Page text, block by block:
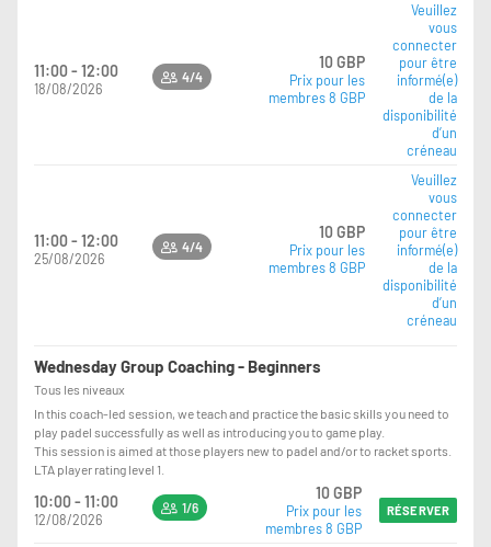
11:00 - 12:00
18/08/2026
4/4
10 GBP
Prix pour les
membres 8 GBP
Veuillez
vous
connecter
pour être
informé(e)
de la
disponibilité
d’un
créneau
11:00 - 12:00
25/08/2026
4/4
10 GBP
Prix pour les
membres 8 GBP
Veuillez
vous
connecter
pour être
informé(e)
de la
disponibilité
d’un
créneau
Wednesday Group Coaching - Beginners
Tous les niveaux
In this coach-led session, we teach and practice the basic skills you need to
play padel successfully as well as introducing you to game play.
This session is aimed at those players new to padel and/or to racket sports.
LTA player rating level 1.
10:00 - 11:00
12/08/2026
1/6
10 GBP
Prix pour les
membres 8 GBP
RÉSERVER